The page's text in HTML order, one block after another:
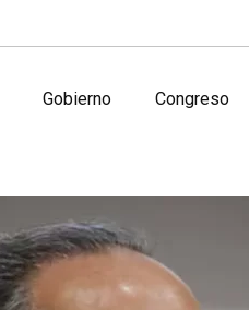
Gobierno Congreso